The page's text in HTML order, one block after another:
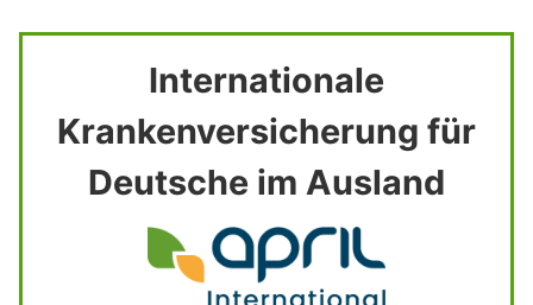
Internationale
Krankenversicherung für
Deutsche im Ausland